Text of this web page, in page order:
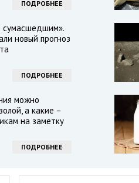
ПОДРОБНЕЕ
сумасшедшим».
новый прогноз
ПОДРОБНЕЕ
можно
а какие –
на заметку
ПОДРОБНЕЕ